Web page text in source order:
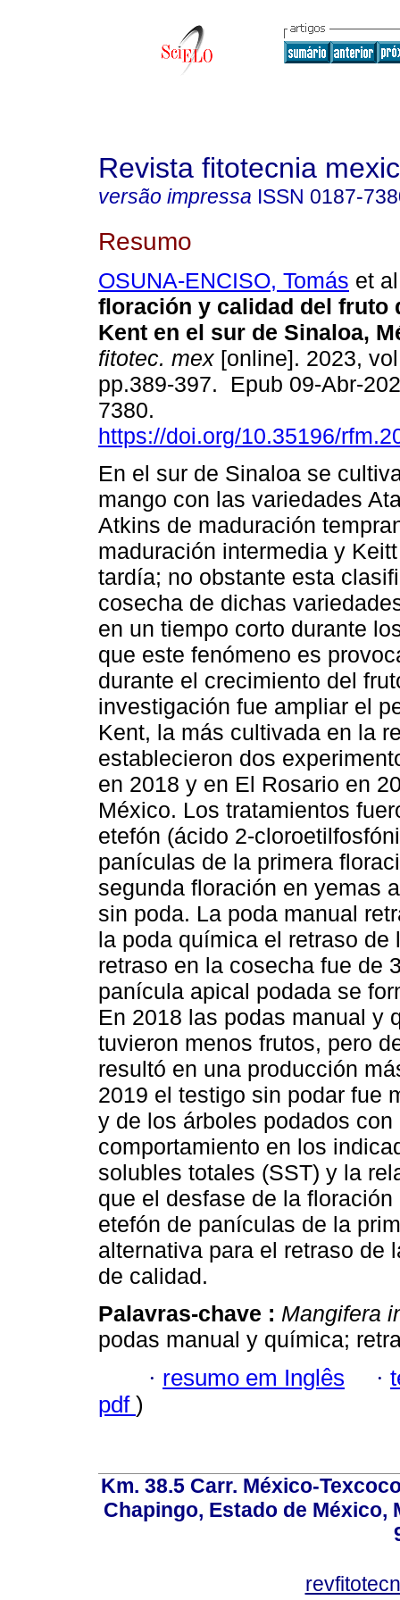
Revista fitotecnia
versão impressa ISSN 0187-
Resumo
OSUNA-ENCISO, Tomás et
floración y calidad del fruto
Kent en el sur de Sinaloa,
fitotec. mex [online]. 2023,
pp.389-397. Epub 09-Abr-
7380.
https://doi.org/10.35196/
En el sur de Sinaloa se
mango con las variedades
Atkins de maduración
maduración intermedia y
tardía; no obstante esta
cosecha de dichas
en un tiempo corto durante
que este fenómeno es
durante el crecimiento del
investigación fue ampliar el
Kent, la más cultivada en la
establecieron dos
en 2018 y en El Rosario en
México. Los tratamientos
etefón (ácido 2-
panículas de la primera
segunda floración en yemas
sin poda. La poda manual
la poda química el retraso
retraso en la cosecha fue de
panícula apical podada se
En 2018 las podas manual y
tuvieron menos frutos, pero
resultó en una producción
2019 el testigo sin podar fue
y de los árboles podados
comportamiento en los
solubles totales (SST) y la
que el desfase de la
etefón de panículas de la
alternativa para el retraso de
de calidad.
Palavras-chave : Mangifera
podas manual y química;
· resumo em Inglês ·
pdf )
Km. 38.5 Carr. México-
Chapingo, Estado de México,